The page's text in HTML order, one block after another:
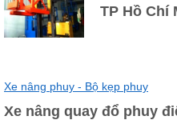
TP Hồ Chí
Xe nâng phuy - Bộ kẹp phuy
Xe nâng quay đổ phuy